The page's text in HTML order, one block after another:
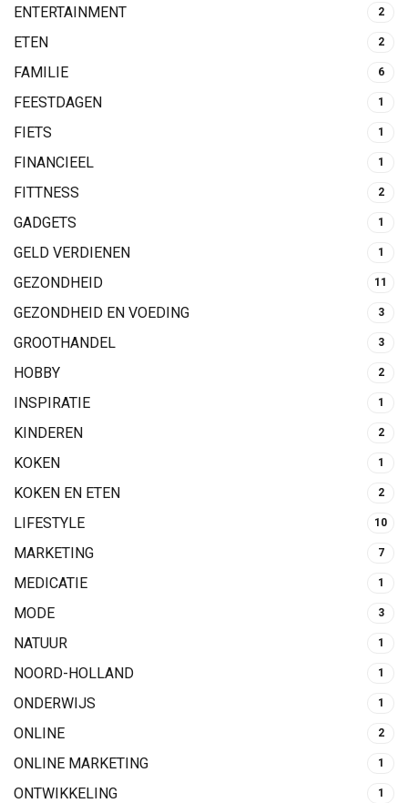
ENTERTAINMENT 2
ETEN 2
FAMILIE 6
FEESTDAGEN 1
FIETS 1
FINANCIEEL 1
FITTNESS 2
GADGETS 1
GELD VERDIENEN 1
GEZONDHEID 11
GEZONDHEID EN VOEDING 3
GROOTHANDEL 3
HOBBY 2
INSPIRATIE 1
KINDEREN 2
KOKEN 1
KOKEN EN ETEN 2
LIFESTYLE 10
MARKETING 7
MEDICATIE 1
MODE 3
NATUUR 1
NOORD-HOLLAND 1
ONDERWIJS 1
ONLINE 2
ONLINE MARKETING 1
ONTWIKKELING 1